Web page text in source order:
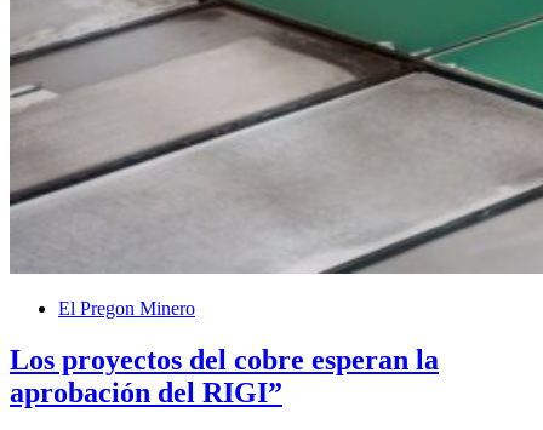
El Pregon Minero
Los proyectos del cobre esperan la
aprobación del RIGI”